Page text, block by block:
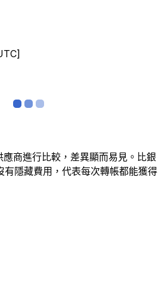
商進行比較，差異顯而易見。比銀
有隱藏費用，代表每次轉帳都能獲得